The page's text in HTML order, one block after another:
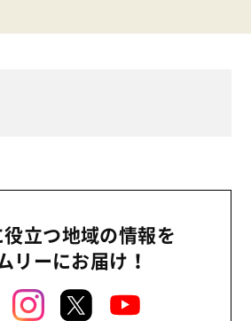
立つ地域の情報を
リーにお届け！